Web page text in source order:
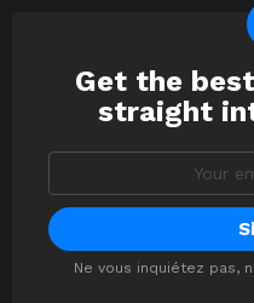
NEWSLETTER
Get the
straight
Ne vous inquiétez pas,